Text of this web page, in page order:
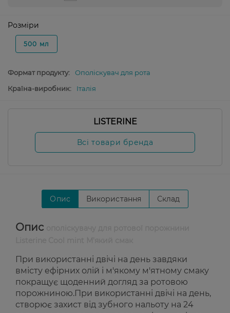
Розміри
500 мл
Формат продукту:
Ополіскувач для рота
Країна-виробник:
Італія
LISTERINE
Всі товари бренда
Опис Використання Склад
Опис
При використанні двічі на день завдяки
вмісту ефірних олій і м'якому м'ятному смаку
покращує щоденний догляд за ротовою
порожниною.При використанні двічі на день,
створює захист від зубного нальоту на 24